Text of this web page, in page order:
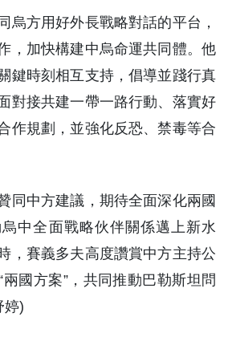
烏方用好外長戰略對話的平台，
，加快構建中烏命運共同體。他
鍵時刻相互支持，倡導並踐行真
對接共建一帶一路行動、落實好
作規劃，並強化反恐、禁毒等合
同中方建議，期待全面深化兩國
中全面戰略伙伴關係邁上新水
，賽義多夫高度讚賞中方主持公
國方案”，共同推動巴勒斯坦問
婷)